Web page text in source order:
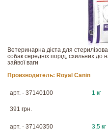
Ветеринарна дієта для
собак середніх порід, схильних до
зайвої ваги
Производитель: Royal Canin
арт. - 37140100 1 кг
391 грн.
арт. - 37140350 3,5 кг